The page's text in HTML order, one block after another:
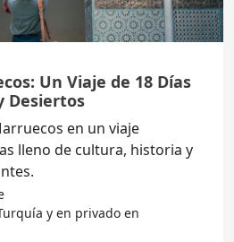
Un Viaje de 18 Días
Desiertos
en un viaje
lleno de cultura, historia y
y en privado en